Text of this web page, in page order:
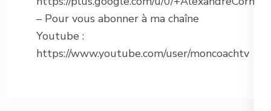
– Pour vous abonner à ma chaîne
Youtube :
https://www.youtube.com/user/moncoachtv